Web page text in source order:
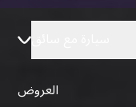
العروض